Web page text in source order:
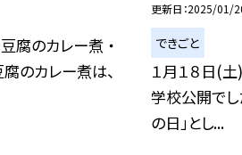
豆腐のカレー煮 ・
のカレー煮は、
更新日 2025/01/
できごと
１月１８日(
学校公開でし
の日」とし...